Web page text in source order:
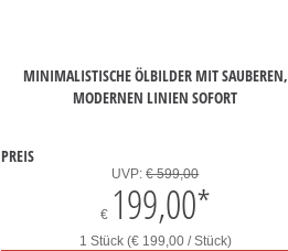
MINIMALISTISCHE ÖLBILDER MIT SAUBEREN,
MODERNEN LINIEN SOFORT
PREIS
UVP:€ 599,00
€ 199,00*
1 Stück (€ 199,00 / Stück)